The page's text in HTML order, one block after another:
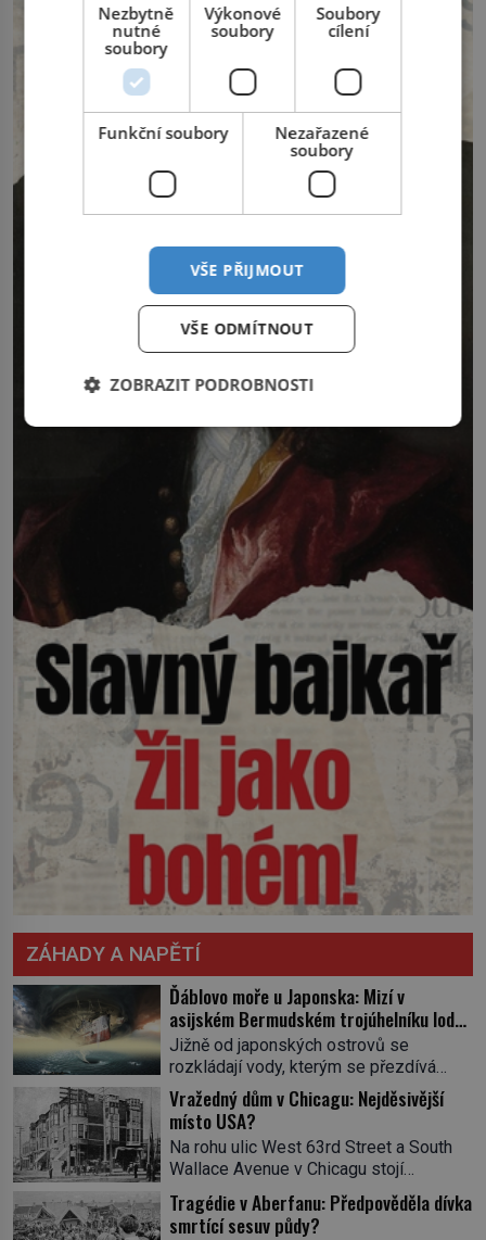
zlepšovákem. Začíná spor, kterému
génius obětuje vše – čas, rodinu i sám
sebe. Američan Robert William Kearns
(1927–2005), který během vlastní
svatby přijde […]
ZÁHADY A NAPĚTÍ
Ďáblovo moře u Japonska: Mizí v
asijském Bermudském trojúhelníku lodě
ve spárech neznámé síly?
Jižně od japonských ostrovů se
rozkládají vody, kterým se přezdívá
Ďáblovo moře. Vypráví se o lodích
mizejících beze stopy, podivných
světlech, zrádných proudech i mořských
dracích, kteří měli tyto končiny střežit už
v dávných legendách. Je tichomořský
Dračí trojúhelník skutečně prokletým
místem, nebo se zde jen nebezpečná
Vražedný dům v Chicagu: Nejděsivější
místo USA?
Na rohu ulic West 63rd Street a South
Wallace Avenue v Chicagu stojí
nenápadná pošta. Nemá žádný speciální
nápis ani pamětní desku. A přesto prý
místní zaměstnanci neradi chodí do
Tragédie v Aberfanu: Předpověděla dívka
smrtící sesuv půdy?
Nezbytně
nutné
soubory
Výkonové
soubory
Soubory
cílení
Funkční soubory
Nezařazené
soubory
VŠE PŘIJMOUT
VŠE ODMÍTNOUT
ZOBRAZIT PODROBNOSTI